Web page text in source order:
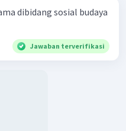
dibidang sosial budaya
Jawaban terverifikasi